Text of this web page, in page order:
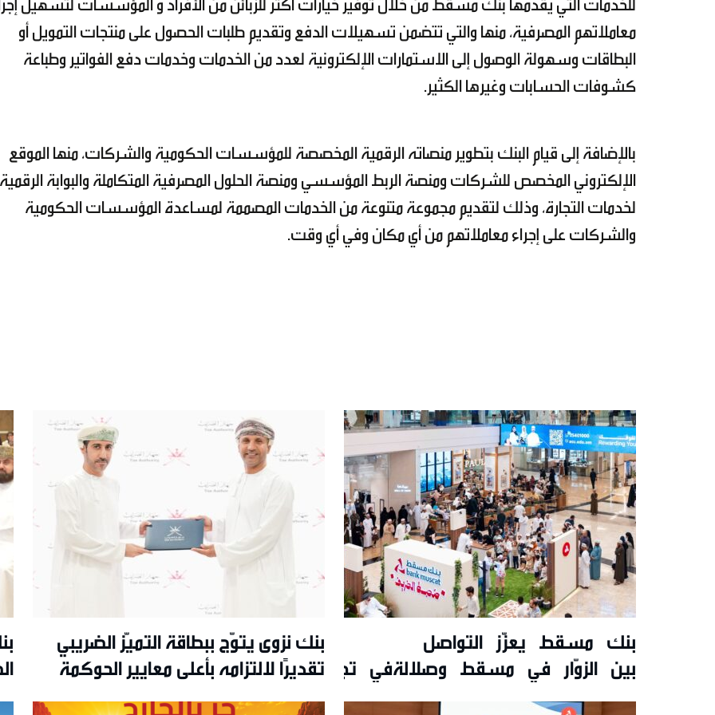
للخدمات التي يقدمها بنك مسقط من خلال توفير خيارات أكثر للزبائن من الأفراد و المؤسسات لتسهيل
معاملاتهم المصرفية، منها والتي تتضمن تسهيلات الدفع وتقديم طلبات الحصول على منتجات التمويل أو
البطاقات وسهولة الوصول إلى الاستمارات الإلكترونية لعدد من الخدمات وخدمات دفع الفواتير وطباعة
كشوفات الحسابات وغيرها الكثير.
بالإضافة إلى قيام البنك بتطوير منصاته الرقمية المخصصة للمؤسسات الحكومية والشركات، منها الموقع
الإلكتروني المخصص للشركات ومنصة الربط المؤسسي ومنصة الحلول المصرفية المتكاملة والبوابة الرقمية
لخدمات التجارة، وذلك لتقديم مجموعة متنوعة من الخدمات المصممة لمساعدة المؤسسات الحكومية
والشركات على إجراء معاملاتهم من أي مكان وفي أي وقت.
بنك مسقط يعزّز التواصل
بين الزوّار في مسقط وصلالةفي تجربة تفاعلية مبتكرة ويواصل
بنك نزوى يتوّج ببطاقة التميّز الضريبي
تقديرًا لالتزامه بأعلى معايير الحوكمة